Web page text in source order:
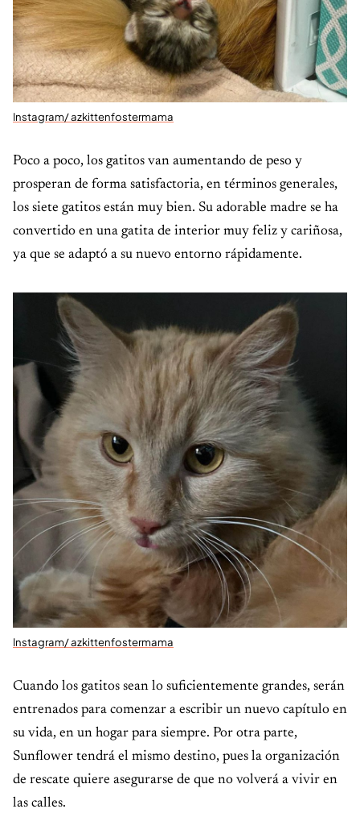
Instagram/ azkittenfostermama
Poco a poco, los gatitos van aumentando de peso y
prosperan de forma satisfactoria, en términos generales,
los siete gatitos están muy bien. Su adorable madre se ha
convertido en una gatita de interior muy feliz y cariñosa,
ya que se adaptó a su nuevo entorno rápidamente.
Instagram/ azkittenfostermama
Cuando los gatitos sean lo suficientemente grandes, serán
entrenados para comenzar a escribir un nuevo capítulo en
su vida, en un hogar para siempre. Por otra parte,
Sunflower tendrá el mismo destino, pues la organización
de rescate quiere asegurarse de que no volverá a vivir en
las calles.